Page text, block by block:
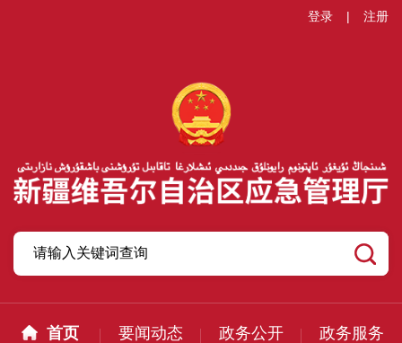
登录 | 注册
首页 要闻动态 政务公开 政务服务